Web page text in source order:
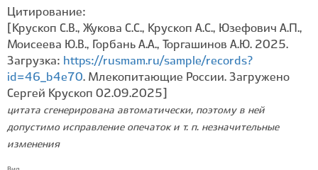
Цитирование:
[Крускоп С.В., Жукова С.С., Крускоп А.С., Юзефович А.П.,
Моисеева Ю.В., Горбань А.А., Торгашинов А.Ю. 2025.
Загрузка: https://rusmam.ru/sample/records?
id=46_b4e70. Млекопитающие России. Загружено
Сергей Крускоп 02.09.2025]
цитата сгенерирована автоматически, поэтому в ней
допустимо исправление опечаток и т. п. незначительные
изменения